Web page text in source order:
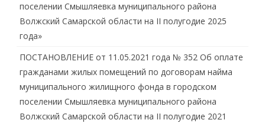
поселении Смышляевка муниципального района
Волжский Самарской области на II полугодие 2025
года»
ПОСТАНОВЛЕНИЕ от 11.05.2021 года № 352 Об оплате
гражданами жилых помещений по договорам найма
муниципального жилищного фонда в городском
поселении Смышляевка муниципального района
Волжский Самарской области на II полугодие 2021